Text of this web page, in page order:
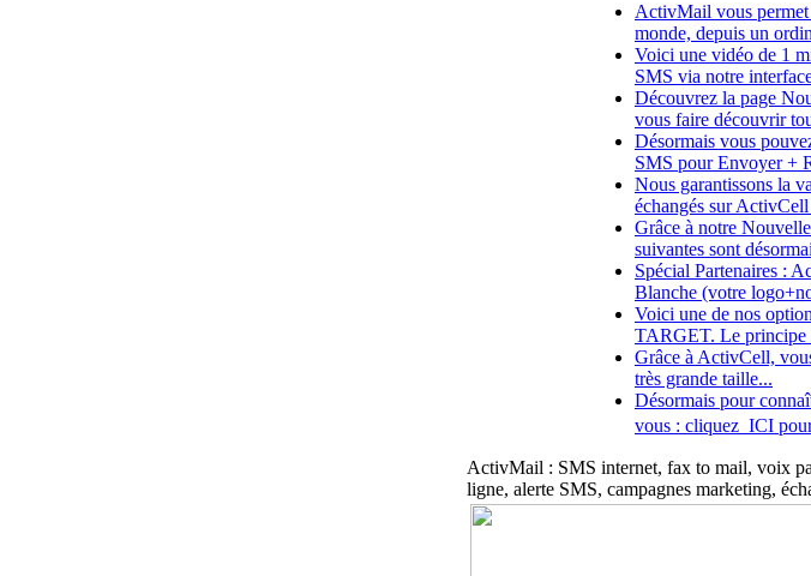
ActivMail vous permet
monde, depuis un
Voici une vidéo de 1
SMS via notre
Découvrez la page
vous faire découvrir
Désormais vous
SMS pour Envoyer +
Nous garantissons la
échangés sur
Grâce à notre
suivantes sont
Spécial Partenaires :
Blanche (votre
Voici une de nos
TARGET. Le principe
Grâce à ActivCell,
très grande taille...
Désormais pour
vous : cliquez ICI
ActivMail : SMS internet, fax to mail, voix
ligne, alerte SMS, campagnes marketing,